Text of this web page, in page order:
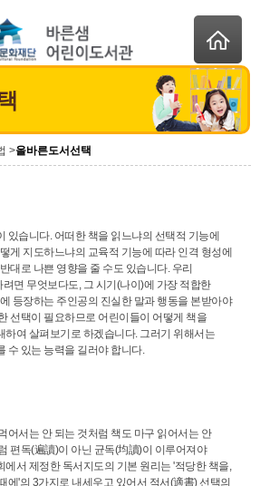
>올바른도서선택
있습니다. 어떠한 책을 읽느냐의 선택적 기능에
게 지도하느냐의 교육적 기능에 따라 인격 형성에
대로 나쁜 영향을 줄 수도 있습니다. 우리
면 무엇보다도, 그 시기(나이)에 가장 적합한
등장하는 주인공의 진실한 말과 행동을 본받아야
선택이 필요하므로 어린이들이 어떻게 책을
하여 살펴보기로 하겠습니다. 그러기 위해서는
수 있는 능력을 길러야 합니다.
어서는 안 되는 것처럼 책도 마구 읽어서는 안
편독(遍讀)이 아닌 균독(均讀)이 이루어져야
서 제정한 독서지도의 기본 원리는 '적당한 책을,
에'의 3가지로 내세우고 있어서 적서(適書) 선택의